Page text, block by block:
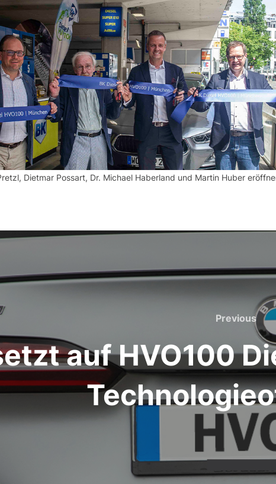
Dietmar Possart, Dr. Michael Haberland und Martin Huber
Previous
Previous
auf HVO100